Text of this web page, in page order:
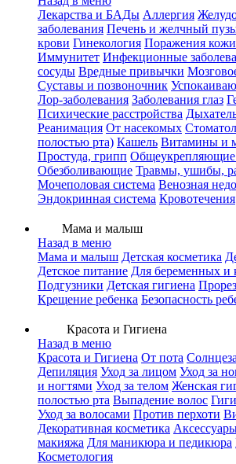
Лекарства и БАДы Аллергия
заболевания Печень и желчный
крови Гинекология Поражения кожи
Иммунитет Инфекционные
сосуды Вредные привычки
Суставы и позвоночник
Лор-заболевания Заболевания глаз
Психические расстройства
Реанимация От насекомых
полостью рта) Кашель Витамины и
Простуда, грипп
Обезболивающие Травмы, ушибы,
Мочеполовая система Венозная
Эндокринная система Кровотечения
Мама и малыш
Назад в меню
Мама и малыш Детская косметика
Детское питание Для беременных и
Подгузники Детская гигиена
Крещение ребенка Безопасность
Красота и Гигиена
Назад в меню
Красота и Гигиена От пота
Депиляция Уход за лицом Уход за
и ногтями Уход за телом Женская
полостью рта Выпадение волос
Уход за волосами Против перхоти
Декоративная косметика
макияжа Для маникюра и педикюра
Косметология